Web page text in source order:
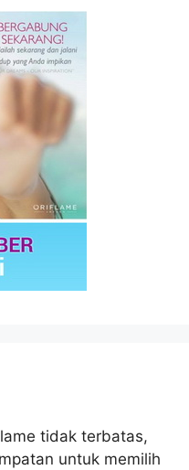
tidak terbatas,
untuk memilih